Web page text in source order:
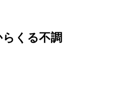
くる不調